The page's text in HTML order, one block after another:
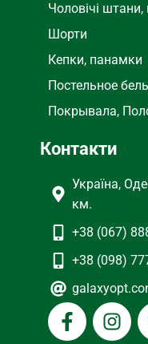
Чоловічі
Шорти
Кепки, панамки
Постельное
Покрывала,
Контакти
Україна,
км.
+38 (067)
+38 (098)